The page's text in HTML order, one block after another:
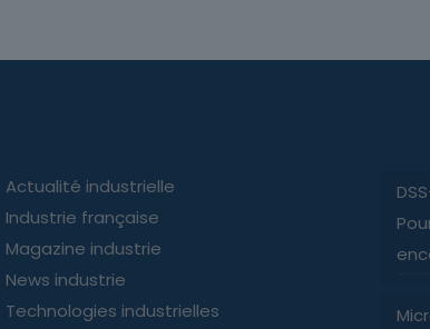
Actualité industrielle
Industrie française
Magazine industrie
News industrie
Technologies industrielles